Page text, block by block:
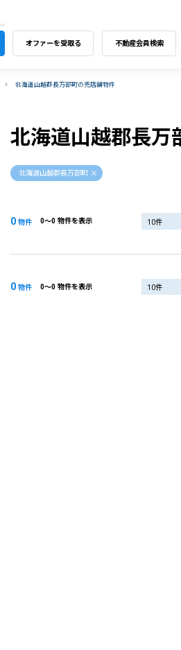
オファーを受取る 不動産会員検索
北海道山越郡長万部町の売店舗物件
北海道山越郡長万
北海道山越郡長万部町
0物件 0〜0 物件を表示
0物件 0〜0 物件を表示